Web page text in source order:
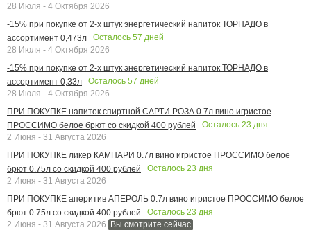
28 Июля - 4 Октября 2026
-15% при покупке от 2-х штук энергетический напиток ТОРНАДО в
ассортимент 0,473л
Осталось 57 дней
28 Июля - 4 Октября 2026
-15% при покупке от 2-х штук энергетический напиток ТОРНАДО в
ассортимент 0,33л
Осталось 57 дней
28 Июля - 4 Октября 2026
ПРИ ПОКУПКЕ напиток спиртной САРТИ РОЗА 0.7л вино игристое
ПРОССИМО белое брют со скидкой 400 рублей
Осталось 23 дня
2 Июня - 31 Августа 2026
ПРИ ПОКУПКЕ ликер КАМПАРИ 0.7л вино игристое ПРОССИМО белое
брют 0.75л со скидкой 400 рублей
Осталось 23 дня
2 Июня - 31 Августа 2026
ПРИ ПОКУПКЕ аперитив АПЕРОЛЬ 0.7л вино игристое ПРОССИМО белое
брют 0.75л со скидкой 400 рублей
Осталось 23 дня
2 Июня - 31 Августа 2026
Вы смотрите сейчас